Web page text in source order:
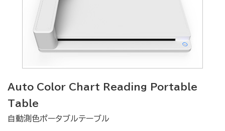
Auto Color Chart Reading Portable
Table
自動測色ポータブルテーブル